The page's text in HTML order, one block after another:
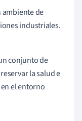
ambiente de
industriales.
conjunto de
la salud e
el entorno